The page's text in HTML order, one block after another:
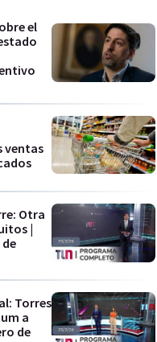
el
ventas
Otra
|
Torres
a
de